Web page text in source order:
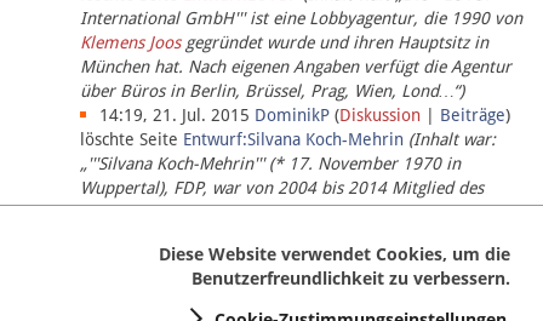
International GmbH''' ist eine Lobbyagentur, die 1990 von
Klemens Joosgegründet wurde und ihren Hauptsitz in
München hat. Nach eigenen Angaben verfügt die Agentur
über Büros in Berlin, Brüssel, Prag, Wien, Lond…“)
14:19, 21. Jul. 2015 DominikP (Diskussion Beiträge)
löschte Seite Entwurf:Silvana Koch-Mehrin (Inhalt war:
„'''Silvana Koch-Mehrin''' (* 17. November 1970 in
Wuppertal), FDP, war von 2004 bis 2014 Mitglied des
Europäischen Parlaments, seit November 2014 ist sie für
Diese Website verwendet Cookies, um die
Benutzerfreundlichkeit zu verbessern.